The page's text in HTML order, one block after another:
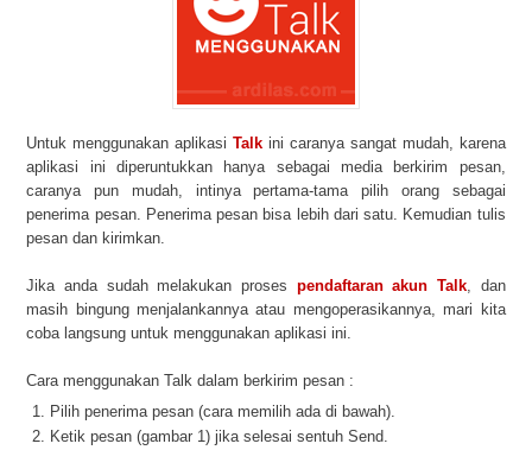
Untuk menggunakan aplikasiTalk ini caranya sangat mudah, karena
aplikasi ini diperuntukkan hanya sebagai media berkirim pesan,
caranya pun mudah, intinya pertama-tama pilih orang sebagai
penerima pesan. Penerima pesan bisa lebih dari satu. Kemudian tulis
pesan dan kirimkan.
Jika anda sudah melakukan proses pendaftaran akun Talk, dan
masih bingung menjalankannya atau mengoperasikannya, mari kita
coba langsung untuk menggunakan aplikasi ini.
Cara menggunakan Talk dalam berkirim pesan :
Pilih penerima pesan (cara memilih ada di bawah).
Ketik pesan (gambar 1) jika selesai sentuh Send.